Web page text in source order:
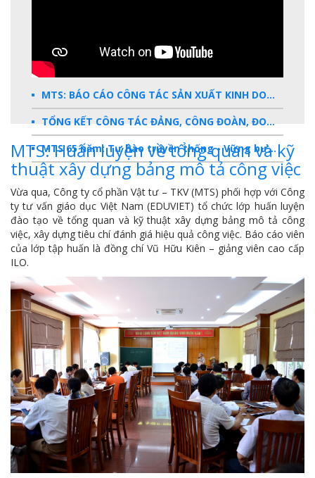
MTS: BÁO CÁO CÔNG TÁC SẢN XUẤT KINH DOANH 2025
TỔNG KẾT CÔNG TÁC ĐẢNG, CÔNG ĐOÀN, ĐOÀN THANH NIÊN 2025
MTS 65 năm: Tự hào truyền thống - Vững bước Tương lai
Dấu ấn MTS 2024
TKV- Niềm tự hào của ngành năng lượng Việt Nam
Báo cáo tổng kết hoạt động SXKD năm 2023
10 sự kiện tiêu biểu năm 2023
MTS -10 sự kiện nổi bật năm 2022
Bản tin số 358- Vinacomin news
COMINLUB - TỰ HÀO CHẶNG ĐƯỜNG 25 NĂM
MTS - Gặp mặt cán bộ ngành than vùng Cẩm Phả
Công ty CP Vật tư TKV quyết liệt phòng chống dịch đảm bảo cung ứng vật tư
TKV đẩy mạnh lộ trình tái cơ cấu
MTS - GIỚI THIỆU SẢN PHẨM COMINLUB HFS
MTS - ĐẢM BẢO CHẤT LƯỢNG VẬT TƯ NGÀNH MỎ
MTS: Huấn luyện về tổng quan và kỹ
thuật xây dựng bảng mô tả công việc
Vừa qua, Công ty cổ phần Vật tư – TKV (MTS) phối hợp với Công
ty tư vấn giáo dục Việt Nam (EDUVIET) tổ chức lớp huấn luyện
đào tạo về tổng quan và kỹ thuật xây dựng bảng mô tả công
việc, xây dựng tiêu chí đánh giá hiệu quả công việc. Báo cáo viên
của lớp tập huấn là đồng chí Vũ Hữu Kiên – giảng viên cao cấp
ILO.